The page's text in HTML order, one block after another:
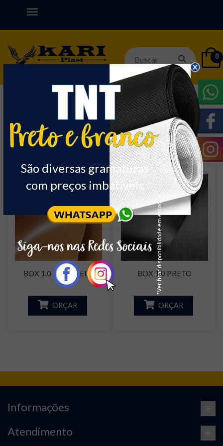
0
SINTETICO P/ BOLSA BOX
Ordenar: Nome
BOX 1.0 CARAMELO
ORÇAR
BOX 1.0 PRETO
ORÇAR
Informações
Atendimento
*Verificar disponibilidade em estoque
São diversas gramaturas
com preços imbatíveis